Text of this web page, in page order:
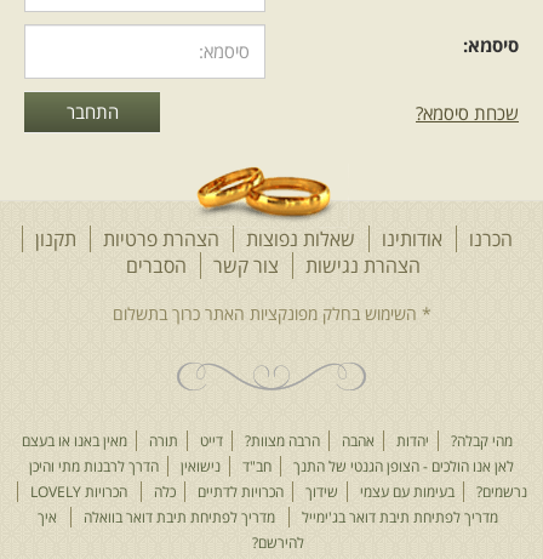
סיסמא:
שכחת סיסמא?
הכרנו אודותינו שאלות נפוצות הצהרת פרטיות
תקנון
הצהרת נגישות
צור קשר הסברים
מהי קבלה? יהדות אהבה הרבה מצוות? דייט תורה
מאין באנו או בעצם
לאן אנו הולכים - הצופן הגנטי של התנך
חב"ד נישואין
הדרך לרבנות מתי והיכן
נרשמים?
בעימות עם עצמי שידוך הכרויות לדתיים כלה
הכרויות LOVELY
מדריך לפתיחת תיבת דואר בג'ימייל
מדריך לפתיחת תיבת דואר בוואלה
איך
להירשם?